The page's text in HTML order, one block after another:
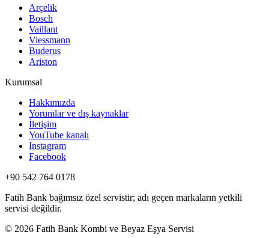
Arçelik
Bosch
Vaillant
Viessmann
Buderus
Ariston
Kurumsal
Hakkımızda
Yorumlar ve dış kaynaklar
İletişim
YouTube kanalı
Instagram
Facebook
+90 542 764 0178
Fatih Bank bağımsız özel servistir; adı geçen markaların yetkili
servisi değildir.
© 2026 Fatih Bank Kombi ve Beyaz Eşya Servisi